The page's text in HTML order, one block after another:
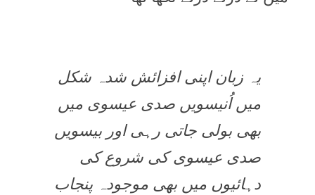
یہ زبان اپنی افزائش شدہ شکل
میں اُنیسویں صدی عیسوی میں
بھی بولی جاتی رہی اور بیسویں
صدی عیسوی کی شروع کی
دہائیوں میں بھی موجودہ پنجاب